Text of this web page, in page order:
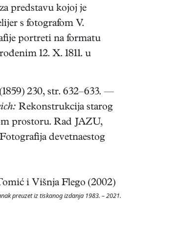
predstavu kojoj je
s fotografom V.
portreti na formatu
12. X. 1811. u
230, str. 632–633. —
Rekonstrukcija starog
prostoru. Rad JAZU,
Fotografija devetnaestog
i Višnja Flego (2002)
preuzet iz tiskanog izdanja 1983. – 2021.